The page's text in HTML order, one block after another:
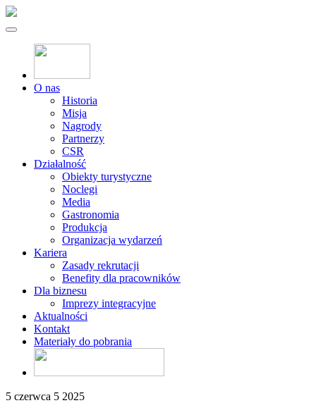
O nas
Historia
Misja
Nagrody
Partnerzy
CSR
Działalność
Obiekty turystyczne
Noclegi
Media
Gastronomia
Produkcja
Organizacja wydarzeń
Kariera
Zasady rekrutacji
Benefity dla pracowników
Dla biznesu
Imprezy integracyjne
Aktualności
Kontakt
Materiały do pobrania
5 czerwca 5 2025